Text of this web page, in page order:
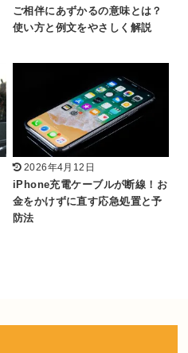
ご相伴にあずかるの意味とは？
使い方と例文をやさしく解説
2026年4月12日
iPhone充電ケーブルが断線！お
金をかけずに直す応急処置と予
防法